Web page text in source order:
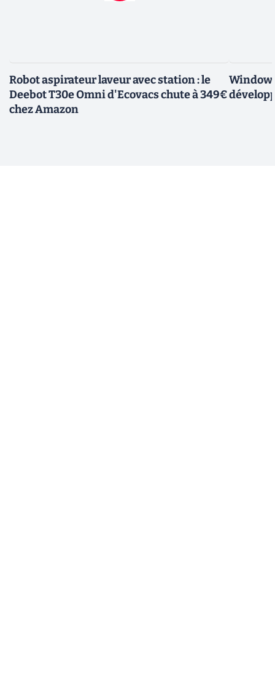
Robot aspirateur laveur avec station : le
Deebot T30e Omni d'Ecovacs chute à 349€
chez Amazon